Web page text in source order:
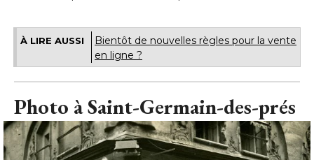
À LIRE AUSSI
Bientôt de nouvelles règles pour la vente
en ligne ?
Photo à Saint-Germain-des-prés